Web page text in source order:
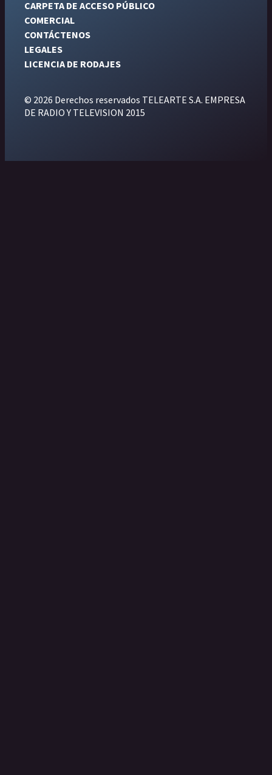
CARPETA DE ACCESO PÚBLICO
COMERCIAL
CONTÁCTENOS
LEGALES
LICENCIA DE RODAJES
© 2026 Derechos reservados TELEARTE S.A. EMPRESA
DE RADIO Y TELEVISION 2015